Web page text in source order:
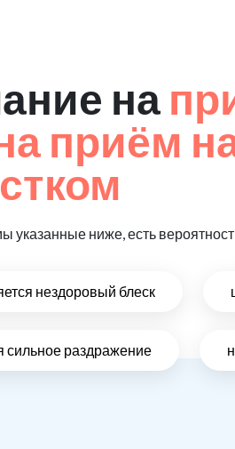
на
приём
указанные ниже, есть
нездоровый блеск
сильное раздражение